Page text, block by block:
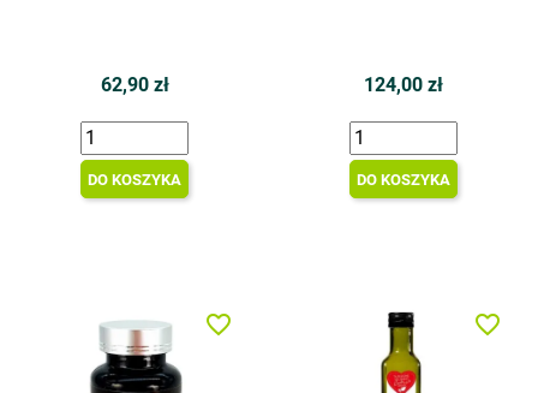
62,90 zł
DO KOSZYKA
124,00 zł
DO KOSZYKA
favorite_border favorite_border